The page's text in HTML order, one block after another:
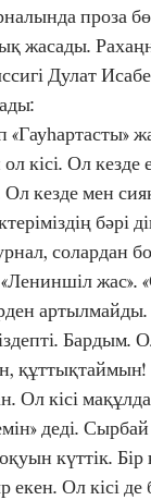
проза
жасады.
Дулат
ол кісі. Ол
Ол кезде мен
бәрі
солардан
жас».
Ол кісі
деді.
күттік.
екен. Ол кісі